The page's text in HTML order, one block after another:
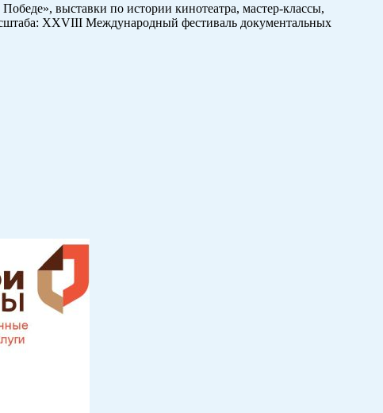
выставки по истории кинотеатра, мастер-классы,
XXVIII Международный фестиваль документальных